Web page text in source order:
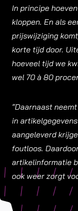
In principe
kloppen. En als
prijswijziging
korte tijd door.
hoeveel tijd we
wel 70 à 80
“Daarnaast
in
aangeleverd
foutloos.
artikelinformatie
ook weer zorgt